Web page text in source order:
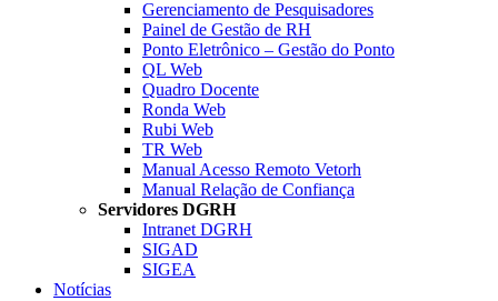
Gerenciamento de Pesquisadores
Painel de Gestão de RH
Ponto Eletrônico – Gestão do Ponto
QL Web
Quadro Docente
Ronda Web
Rubi Web
TR Web
Manual Acesso Remoto Vetorh
Manual Relação de Confiança
Servidores DGRH
Intranet DGRH
SIGAD
SIGEA
Notícias